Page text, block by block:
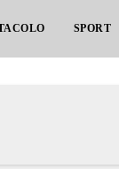
SPORT